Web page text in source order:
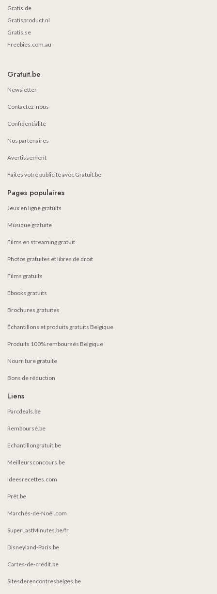
Gratis.de
Gratisproduct.nl
Gratis.se
Freebies.com.au
Gratuit.be
Newsletter
Contactez-nous
Confidentialité
Nos partenaires
Avertissement
Faites votre publicité avec Gratuit.be
Pages populaires
Jeux en ligne gratuits
Musique gratuite
Films en streaming gratuit
Photos gratuites et libres de droit
Films gratuits
Ebooks gratuits
Brochures gratuites
Échantillons et produits gratuits Belgique
Produits 100% remboursés Belgique
Nourriture gratuite
Bons de réduction
Liens
Parcdeals.be
Remboursé.be
Echantillongratuit.be
Meilleursconcours.be
Ideesrecettes.com
Prêt.be
Marchés-de-Noël.com
SuperLastMinutes.be/fr
Disneyland-Paris.be
Cartes-de-crédit.be
Sitesderencontresbelges.be